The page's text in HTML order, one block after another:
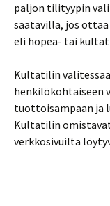
paljon tilityypin
saatavilla, jos
eli hopea- tai
Kultatilin
henkilökohtaiseen
tuottoisampaan ja
Kultatilin
verkkosivuilta